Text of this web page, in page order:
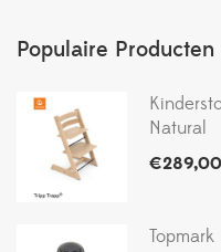
Populaire Producten
Natural
€289,00